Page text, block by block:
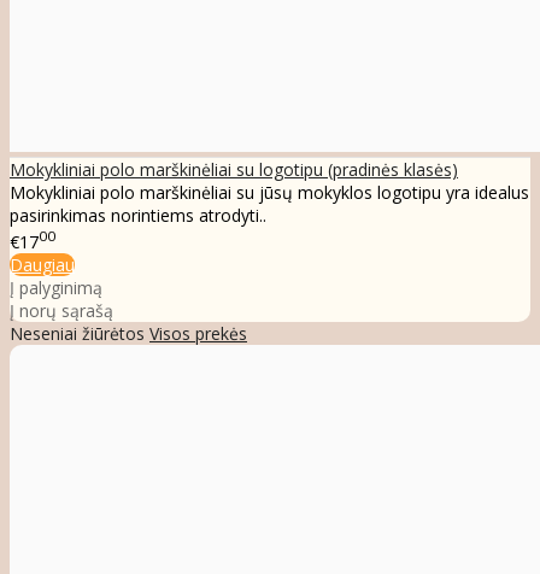
Mokykliniai polo marškinėliai su logotipu (pradinės klasės)
Mokykliniai polo marškinėliai su jūsų mokyklos logotipu yra idealus
pasirinkimas norintiems atrodyti..
€1700
Daugiau
Į palyginimą
Į norų sąrašą
Neseniai žiūrėtos Visos prekės